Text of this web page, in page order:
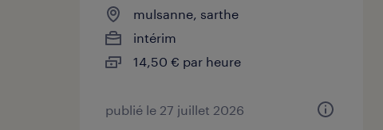
mulsanne, sarthe
intérim
14,50 € par heure
publié le 27 juillet 2026